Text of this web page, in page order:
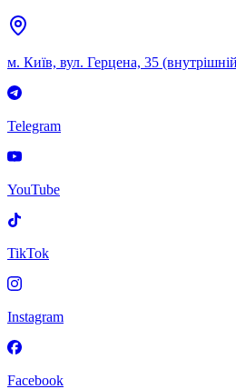
м. Київ, вул. Герцена, 35
Telegram
YouTube
TikTok
Instagram
Facebook